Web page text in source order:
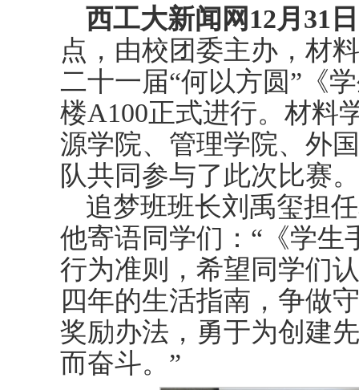
西工大新闻网12月31
点，由校团委主办，材
二十一届“何以方圆”《
楼A100正式进行。材料
源学院、管理学院、外
队共同参与了此次比赛。
追梦班班长刘禹玺担
他寄语同学们：“《学生
行为准则，希望同学们
四年的生活指南，争做
奖励办法，勇于为创建
而奋斗。”